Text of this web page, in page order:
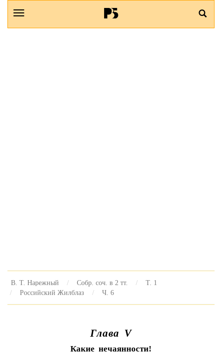
В. Т. Нарежный Собр. соч. в 2 тт.
Т. 1
Российский Жилблаз
Ч. 6
Глава V
Какие нечаянности!